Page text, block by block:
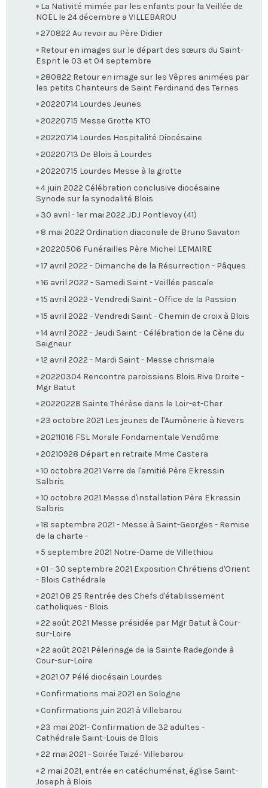
La Nativité mimée par les enfants pour la Veillée de
NOËL le 24 décembre a VILLEBAROU
270822 Au revoir au Père Didier
Retour en images sur le départ des sœurs du Saint-
Esprit le 03 et 04 septembre
280822 Retour en image sur les Vêpres animées par
les petits Chanteurs de Saint Ferdinand des Ternes
20220714 Lourdes Jeunes
20220715 Messe Grotte KTO
20220714 Lourdes Hospitalité Diocésaine
20220713 De Blois à Lourdes
20220715 Lourdes Messe à la grotte
4 juin 2022 Célébration conclusive diocésaine
Synode sur la synodalité Blois
30 avril - 1er mai 2022 JDJ Pontlevoy (41)
8 mai 2022 Ordination diaconale de Bruno Savaton
20220506 Funérailles Père Michel LEMAIRE
17 avril 2022 - Dimanche de la Résurrection - Pâques
16 avril 2022 - Samedi Saint - Veillée pascale
15 avril 2022 - Vendredi Saint - Office de la Passion
15 avril 2022 - Vendredi Saint - Chemin de croix à Blois
14 avril 2022 - Jeudi Saint - Célébration de la Cène du
Seigneur
12 avril 2022 - Mardi Saint - Messe chrismale
20220304 Rencontre paroissiens Blois Rive Droite -
Mgr Batut
20220228 Sainte Thérèse dans le Loir-et-Cher
23 octobre 2021 Les jeunes de l'Aumônerie à Nevers
20211016 FSL Morale Fondamentale Vendôme
20210928 Départ en retraite Mme Castera
10 octobre 2021 Verre de l'amitié Père Ekressin
Salbris
10 octobre 2021 Messe d'installation Père Ekressin
Salbris
18 septembre 2021 - Messe à Saint-Georges - Remise
de la charte -
5 septembre 2021 Notre-Dame de Villethiou
01 - 30 septembre 2021 Exposition Chrétiens d'Orient
- Blois Cathédrale
2021 08 25 Rentrée des Chefs d'établissement
catholiques - Blois
22 août 2021 Messe présidée par Mgr Batut à Cour-
sur-Loire
22 août 2021 Pèlerinage de la Sainte Radegonde à
Cour-sur-Loire
2021 07 Pélé diocésain Lourdes
Confirmations mai 2021 en Sologne
Confirmations juin 2021 à Villebarou
23 mai 2021- Confirmation de 32 adultes -
Cathédrale Saint-Louis de Blois
22 mai 2021 - Soirée Taizé- Villebarou
2 mai 2021, entrée en catéchuménat, église Saint-
Joseph à Blois